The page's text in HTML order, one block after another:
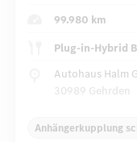
99.980 km
Plug-in-Hybrid
Autohaus Halm
30989 Gehrden
Anhängerkupplung